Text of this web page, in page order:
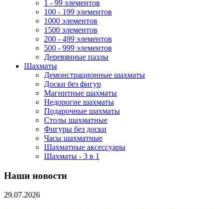
1 - 99 элементов
100 - 199 элементов
1000 элементов
1500 элементов
200 - 499 элементов
500 - 999 элементов
Деревянные пазлы
Шахматы
Демонстрационные шахматы
Доски без фигур
Магнитные шахматы
Недорогие шахматы
Подарочные шахматы
Столы шахматные
Фигуры без доски
Часы шахматные
Шахматные аксессуары
Шахматы - 3 в 1
Наши новости
29.07.2026